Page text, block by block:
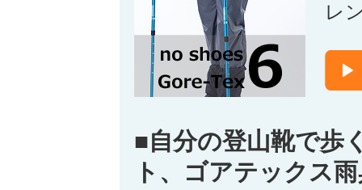
レ
■自分の登山靴で歩
ト、ゴアテックス